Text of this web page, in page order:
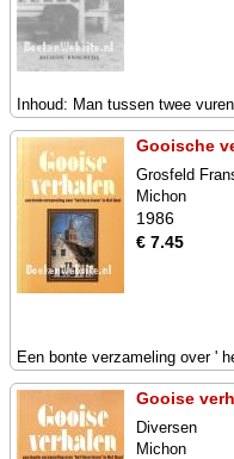
Inhoud: Man tussen twee
Gooische
Grosfeld
Michon
1986
€ 7.45
Een bonte verzameling over '
Gooise
Diversen
Michon